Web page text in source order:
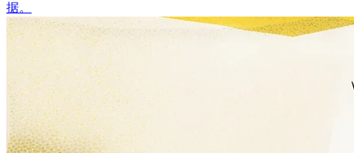
据。